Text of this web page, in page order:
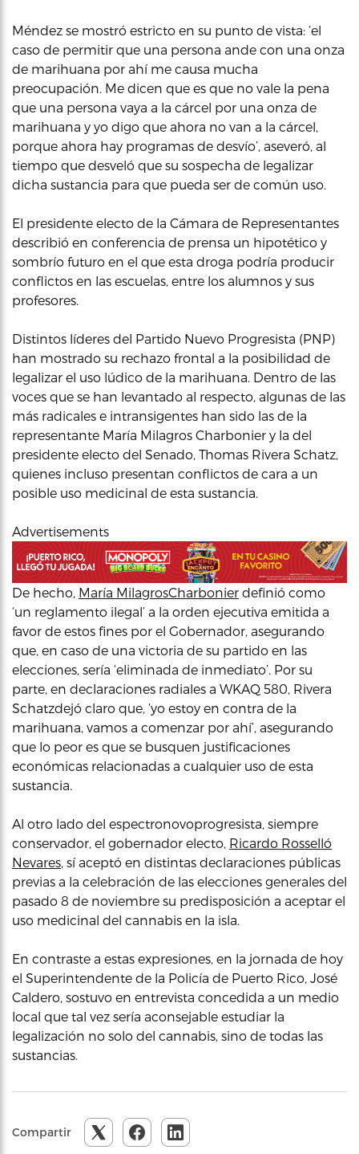
Méndez se mostró estricto en su punto de vista: ‘el
caso de permitir que una persona ande con una onza
de marihuana por ahí me causa mucha
preocupación. Me dicen que es que no vale la pena
que una persona vaya a la cárcel por una onza de
marihuana y yo digo que ahora no van a la cárcel,
porque ahora hay programas de desvío’, aseveró, al
tiempo que desveló que su sospecha de legalizar
dicha sustancia para que pueda ser de común uso.
El presidente electo de la Cámara de Representantes
describió en conferencia de prensa un hipotético y
sombrío futuro en el que esta droga podría producir
conflictos en las escuelas, entre los alumnos y sus
profesores.
Distintos líderes del Partido Nuevo Progresista (PNP)
han mostrado su rechazo frontal a la posibilidad de
legalizar el uso lúdico de la marihuana. Dentro de las
voces que se han levantado al respecto, algunas de las
más radicales e intransigentes han sido las de la
representante María Milagros Charbonier y la del
presidente electo del Senado, Thomas Rivera Schatz,
quienes incluso presentan conflictos de cara a un
posible uso medicinal de esta sustancia.
Advertisements
De hecho, María MilagrosCharbonier definió como
‘un reglamento ilegal’ a la orden ejecutiva emitida a
favor de estos fines por el Gobernador, asegurando
que, en caso de una victoria de su partido en las
elecciones, sería ‘eliminada de inmediato’. Por su
parte, en declaraciones radiales a WKAQ 580, Rivera
Schatzdejó claro que, ‘yo estoy en contra de la
marihuana, vamos a comenzar por ahí’, asegurando
que lo peor es que se busquen justificaciones
económicas relacionadas a cualquier uso de esta
sustancia.
Al otro lado del espectronovoprogresista, siempre
conservador, el gobernador electo, Ricardo Rosselló
Nevares , sí aceptó en distintas declaraciones públicas
previas a la celebración de las elecciones generales del
pasado 8 de noviembre su predisposición a aceptar el
uso medicinal del cannabis en la isla.
En contraste a estas expresiones, en la jornada de hoy
el Superintendente de la Policía de Puerto Rico, José
Caldero, sostuvo en entrevista concedida a un medio
local que tal vez sería aconsejable estudiar la
legalización no solo del cannabis, sino de todas las
sustancias.
Compartir